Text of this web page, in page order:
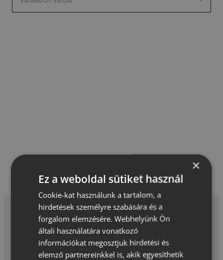
*A garanciális feltételek korlátozásokat tartalmaznak,
bővebb információt aGarancia oldalon talál.
×
Ez a weboldal sütiket használ
Cookie-kat használunk a tartalom, a
hirdetések személyre szabására és a
forgalom elemzésére. Webhelyünk Ön
általi használatára vonatkozó
információkat megosztjuk hirdetési és
elemző partnereinkkel is, akik egyesíthetik